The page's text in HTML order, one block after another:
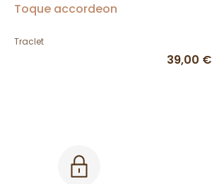
Toque accordeon
Traclet
39,00 €